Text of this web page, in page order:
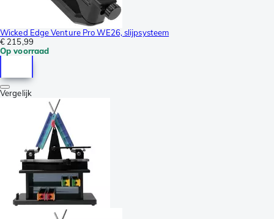
Wicked Edge Venture Pro WE26, slijpsysteem
€ 215,99
Op voorraad
Vergelijk